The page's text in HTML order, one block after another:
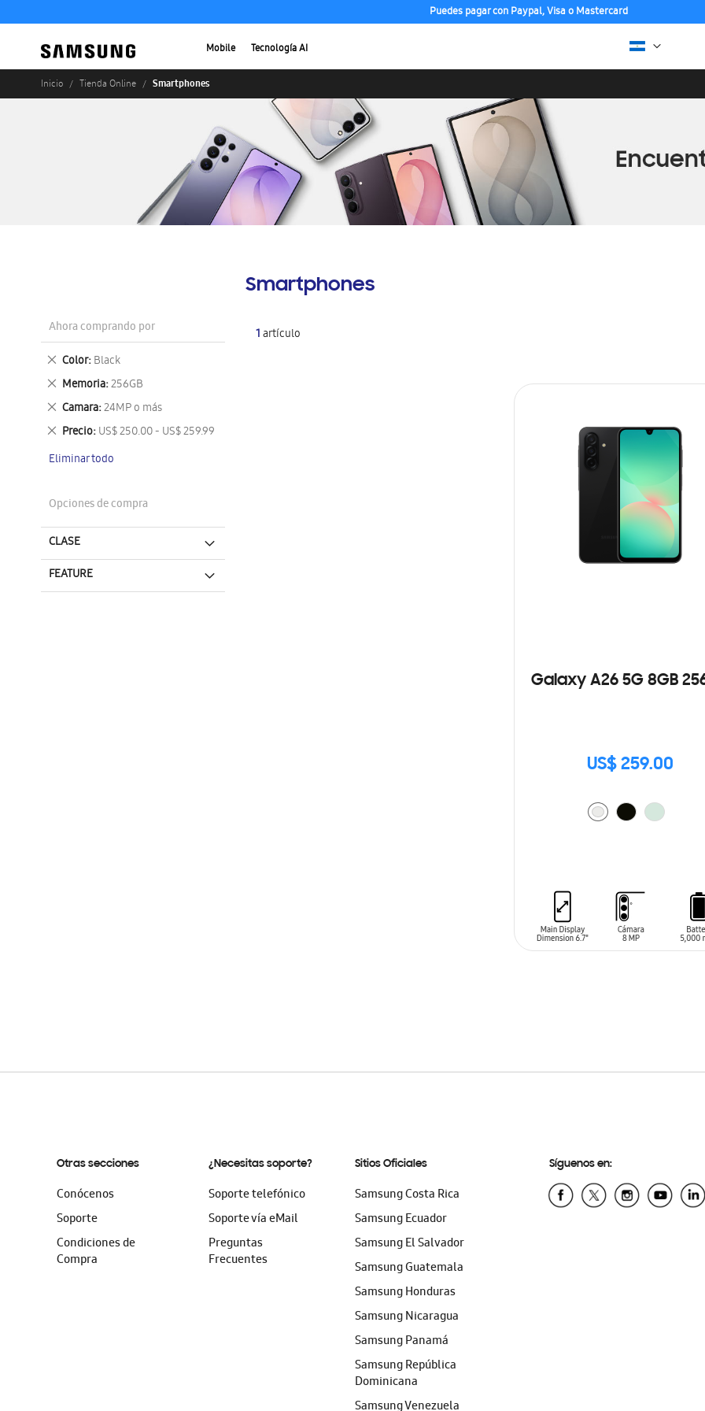
Puedes pagar con Paypal, Visa o Mastercard
Mobile Tecnología AI
Inicio Tienda Online Smartphones
Smartphones
1artículo
Galaxy A26 5G 8GB
US$ 259.00
Ahora comprando por
Color Black
Eliminar
este
artículo
Memoria 256GB
Eliminar
este
artículo
Camara 24MP o más
Eliminar
este
artículo
Precio US$ 250.00 - US$ 259.99
Eliminar
artículo
Eliminar todo
Opciones de compra
CLASE
FEATURE
Otras secciones
Conócenos
Soporte
Condiciones de
Compra
¿Necesitas soporte?
Soporte telefónico
Soporte vía eMail
Preguntas
Frecuentes
Sitios Oficiales
Samsung Costa Rica
Samsung Ecuador
Samsung El Salvador
Samsung Guatemala
Samsung Honduras
Samsung Nicaragua
Samsung Panamá
Samsung República
Dominicana
Samsung Venezuela
Síguenos en: